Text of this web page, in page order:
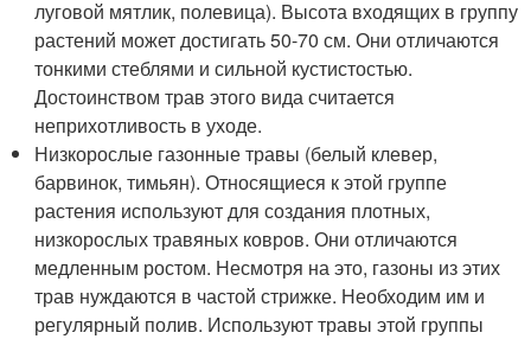
луговой мятлик, полевица). Высота входящих в группу
растений может достигать 50-70 см. Они отличаются
тонкими стеблями и сильной кустистостью.
Достоинством трав этого вида считается
неприхотливость в уходе.
Низкорослые газонные травы (белый клевер,
барвинок, тимьян). Относящиеся к этой группе
растения используют для создания плотных,
низкорослых травяных ковров. Они отличаются
медленным ростом. Несмотря на это, газоны из этих
трав нуждаются в частой стрижке. Необходим им и
регулярный полив. Используют травы этой группы